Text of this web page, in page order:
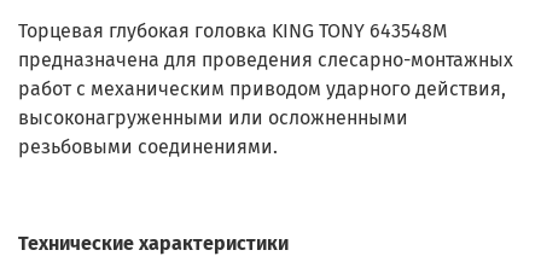
Торцевая глубокая головка KING TONY 643548M
предназначена для проведения слесарно-монтажных
работ с механическим приводом ударного действия,
высоконагруженными или осложненными
резьбовыми соединениями.
Технические характеристики